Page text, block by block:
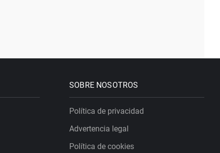
SOBRE NOSOTROS
Política de privacidad
Advertencia legal
Política de cookies